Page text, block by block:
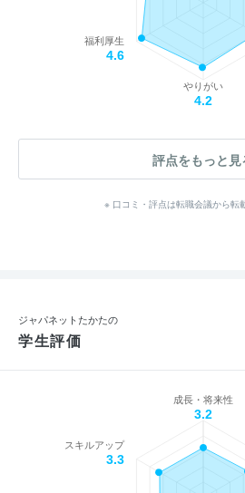
やりがい
4.2
福利厚生
4.6
評点をもっと見
※ 口コミ・評点は転職会議から転
ジャパネットたかたの
学生評価
成長・将来性
3.2
スキルアップ
3.3